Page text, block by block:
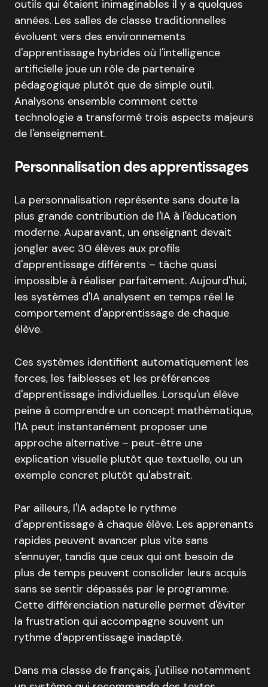
outils qui étaient inimaginables il y a quelques
années. Les salles de classe traditionnelles
évoluent vers des environnements
d'apprentissage hybrides où l'intelligence
artificielle joue un rôle de partenaire
pédagogique plutôt que de simple outil.
Analysons ensemble comment cette
technologie a transformé trois aspects majeurs
de l'enseignement.
Personnalisation des apprentissages
La personnalisation représente sans doute la
plus grande contribution de l'IA à l'éducation
moderne. Auparavant, un enseignant devait
jongler avec 30 élèves aux profils
d'apprentissage différents – tâche quasi
impossible à réaliser parfaitement. Aujourd'hui,
les systèmes d'IA analysent en temps réel le
comportement d'apprentissage de chaque
élève.
Ces systèmes identifient automatiquement les
forces, les faiblesses et les préférences
d'apprentissage individuelles. Lorsqu'un élève
peine à comprendre un concept mathématique,
l'IA peut instantanément proposer une
approche alternative – peut-être une
explication visuelle plutôt que textuelle, ou un
exemple concret plutôt qu'abstrait.
Par ailleurs, l'IA adapte le rythme
d'apprentissage à chaque élève. Les apprenants
rapides peuvent avancer plus vite sans
s'ennuyer, tandis que ceux qui ont besoin de
plus de temps peuvent consolider leurs acquis
sans se sentir dépassés par le programme.
Cette différenciation naturelle permet d'éviter
la frustration qui accompagne souvent un
rythme d'apprentissage inadapté.
Dans ma classe de français, j'utilise notamment